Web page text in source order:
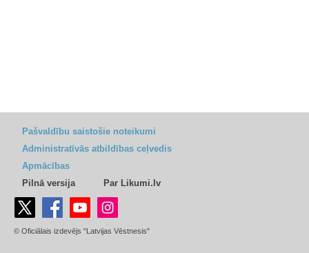
Pašvaldību saistošie noteikumi
Administratīvās atbildības ceļvedis
Apmācības
Pilnā versija
Par Likumi.lv
© Oficiālais izdevējs "Latvijas Vēstnesis"